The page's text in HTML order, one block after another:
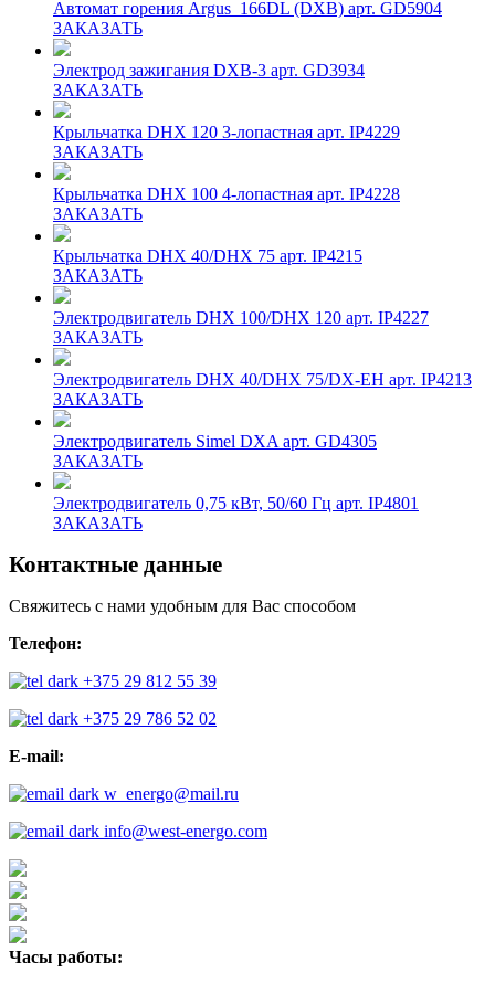
Автомат горения Argus_166DL (DXB) арт. GD5904
ЗАКАЗАТЬ
Электрод зажигания DXB-3 арт. GD3934
ЗАКАЗАТЬ
Крыльчатка DHX 120 3-лопастная арт. IP4229
ЗАКАЗАТЬ
Крыльчатка DHX 100 4-лопастная арт. IP4228
ЗАКАЗАТЬ
Крыльчатка DHX 40/DHX 75 арт. IP4215
ЗАКАЗАТЬ
Электродвигатель DHX 100/DHX 120 арт. IP4227
ЗАКАЗАТЬ
Электродвигатель DHX 40/DHX 75/DX-EH арт. IP4213
ЗАКАЗАТЬ
Электродвигатель Simel DXA арт. GD4305
ЗАКАЗАТЬ
Электродвигатель 0,75 кВт, 50/60 Гц арт. IP4801
ЗАКАЗАТЬ
Контактные данные
Свяжитесь с нами удобным для Вас способом
Телефон:
+375 29 812 55 39
+375 29 786 52 02
E-mail:
w_energo@mail.ru
info@west-energo.com
Часы работы: